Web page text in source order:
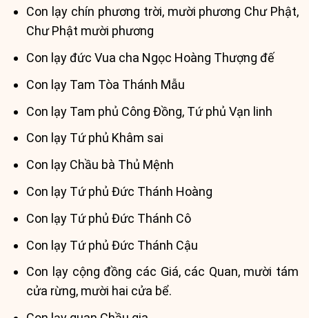
Con lạy chín phương trời, mười phương Chư Phật,
Chư Phật mười phương
Con lạy đức Vua cha Ngọc Hoàng Thượng đế
Con lạy Tam Tòa Thánh Mẫu
Con lạy Tam phủ Công Đồng, Tứ phủ Vạn linh
Con lạy Tứ phủ Khâm sai
Con lạy Chầu bà Thủ Mệnh
Con lạy Tứ phủ Đức Thánh Hoàng
Con lạy Tứ phủ Đức Thánh Cô
Con lạy Tứ phủ Đức Thánh Cậu
Con lạy cộng đồng các Giá, các Quan, mười tám
cửa rừng, mười hai cửa bể.